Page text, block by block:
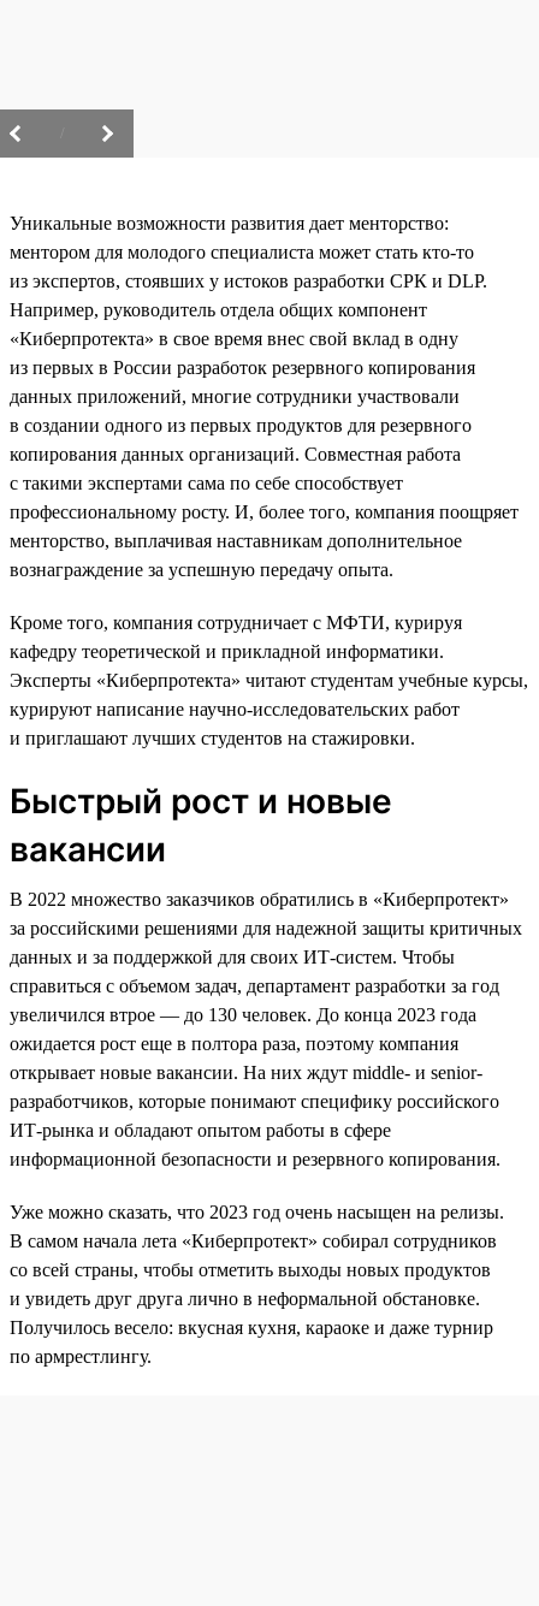
Уникальные возможности развития дает менторство:
ментором для молодого специалиста может стать кто-то
из экспертов, стоявших у истоков разработки СРК и DLP.
Например, руководитель отдела общих компонент
«Киберпротекта» в свое время внес свой вклад в одну
из первых в России разработок резервного копирования
данных приложений, многие сотрудники участвовали
в создании одного из первых продуктов для резервного
копирования данных организаций. Совместная работа
с такими экспертами сама по себе способствует
профессиональному росту. И, более того, компания поощряет
менторство, выплачивая наставникам дополнительное
вознаграждение за успешную передачу опыта.
Кроме того, компания сотрудничает с МФТИ, курируя
кафедру теоретической и прикладной информатики.
Эксперты «Киберпротекта» читают студентам учебные курсы,
курируют написание научно-исследовательских работ
и приглашают лучших студентов на стажировки.
Быстрый рост и новые
вакансии
В 2022 множество заказчиков обратились в «Киберпротект»
за российскими решениями для надежной защиты критичных
данных и за поддержкой для своих ИТ-систем. Чтобы
справиться с объемом задач, департамент разработки за год
увеличился втрое — до 130 человек. До конца 2023 года
ожидается рост еще в полтора раза, поэтому компания
открывает новые вакансии. На них ждут middle- и senior-
разработчиков, которые понимают специфику российского
ИТ-рынка и обладают опытом работы в сфере
информационной безопасности и резервного копирования.
Уже можно сказать, что 2023 год очень насыщен на релизы.
В самом начала лета «Киберпротект» собирал сотрудников
со всей страны, чтобы отметить выходы новых продуктов
и увидеть друг друга лично в неформальной обстановке.
Получилось весело: вкусная кухня, караоке и даже турнир
по армрестлингу.